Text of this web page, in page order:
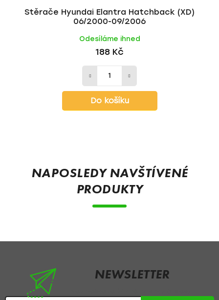
Stěrače Hyundai Elantra Hatchback (XD)
06/2000-09/2006
Odesíláme ihned
188 Kč
Do košíku
NAPOSLEDY NAVŠTÍVENÉ
PRODUKTY
NEWSLETTER